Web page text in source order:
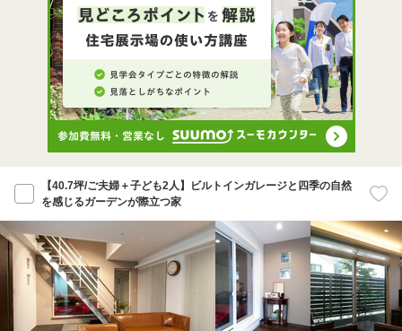
【40.7坪/ご夫婦＋子ども2人】ビルトインガレージと四季の自然
を感じるガーデンが際立つ家